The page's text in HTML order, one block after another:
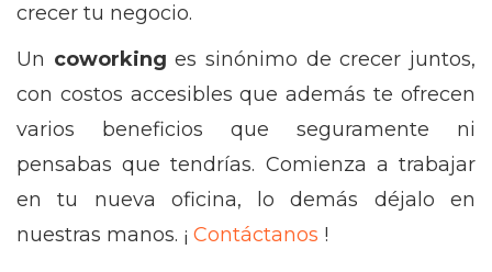
crecer tu negocio.
Un coworking es sinónimo de crecer juntos,
con costos accesibles que además te ofrecen
varios beneficios que seguramente ni
pensabas que tendrías. Comienza a trabajar
en tu nueva oficina, lo demás déjalo en
nuestras manos. ¡ Contáctanos !